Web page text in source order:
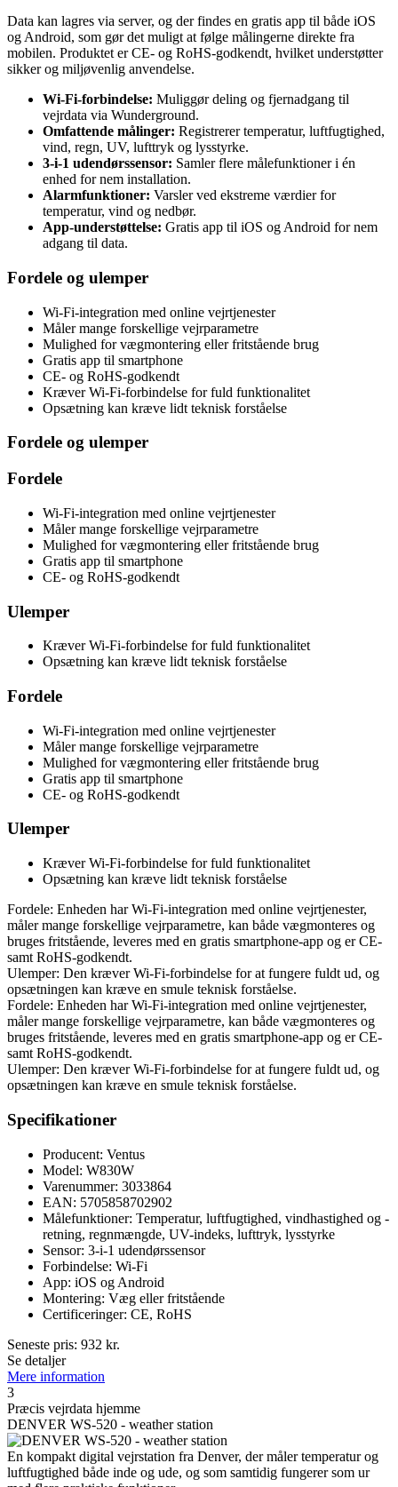
Data kan lagres via server, og der findes en gratis app til både iOS
og Android, som gør det muligt at følge målingerne direkte fra
mobilen. Produktet er CE- og RoHS-godkendt, hvilket understøtter
sikker og miljøvenlig anvendelse.
Wi-Fi-forbindelse: Muliggør deling og fjernadgang til
vejrdata via Wunderground.
Omfattende målinger: Registrerer temperatur, luftfugtighed,
vind, regn, UV, lufttryk og lysstyrke.
3-i-1 udendørssensor: Samler flere målefunktioner i én
enhed for nem installation.
Alarmfunktioner: Varsler ved ekstreme værdier for
temperatur, vind og nedbør.
App-understøttelse: Gratis app til iOS og Android for nem
adgang til data.
Fordele og ulemper
Wi-Fi-integration med online vejrtjenester
Måler mange forskellige vejrparametre
Mulighed for vægmontering eller fritstående brug
Gratis app til smartphone
CE- og RoHS-godkendt
Kræver Wi-Fi-forbindelse for fuld funktionalitet
Opsætning kan kræve lidt teknisk forståelse
Fordele og ulemper
Fordele
Wi-Fi-integration med online vejrtjenester
Måler mange forskellige vejrparametre
Mulighed for vægmontering eller fritstående brug
Gratis app til smartphone
CE- og RoHS-godkendt
Ulemper
Kræver Wi-Fi-forbindelse for fuld funktionalitet
Opsætning kan kræve lidt teknisk forståelse
Fordele
Wi-Fi-integration med online vejrtjenester
Måler mange forskellige vejrparametre
Mulighed for vægmontering eller fritstående brug
Gratis app til smartphone
CE- og RoHS-godkendt
Ulemper
Kræver Wi-Fi-forbindelse for fuld funktionalitet
Opsætning kan kræve lidt teknisk forståelse
Fordele: Enheden har Wi-Fi-integration med online vejrtjenester,
måler mange forskellige vejrparametre, kan både vægmonteres og
bruges fritstående, leveres med en gratis smartphone-app og er CE-
samt RoHS-godkendt.
Ulemper: Den kræver Wi-Fi-forbindelse for at fungere fuldt ud, og
opsætningen kan kræve en smule teknisk forståelse.
Fordele: Enheden har Wi-Fi-integration med online vejrtjenester,
måler mange forskellige vejrparametre, kan både vægmonteres og
bruges fritstående, leveres med en gratis smartphone-app og er CE-
samt RoHS-godkendt.
Ulemper: Den kræver Wi-Fi-forbindelse for at fungere fuldt ud, og
opsætningen kan kræve en smule teknisk forståelse.
Specifikationer
Producent: Ventus
Model: W830W
Varenummer: 3033864
EAN: 5705858702902
Målefunktioner: Temperatur, luftfugtighed, vindhastighed og -
retning, regnmængde, UV-indeks, lufttryk, lysstyrke
Sensor: 3-i-1 udendørssensor
Forbindelse: Wi-Fi
App: iOS og Android
Montering: Væg eller fritstående
Certificeringer: CE, RoHS
Seneste pris: 932 kr.
Se detaljer
Mere information
3
Præcis vejrdata hjemme
DENVER WS-520 - weather station
En kompakt digital vejrstation fra Denver, der måler temperatur og
luftfugtighed både inde og ude, og som samtidig fungerer som ur